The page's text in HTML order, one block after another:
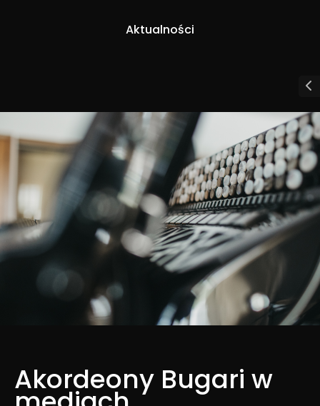
Aktualności
Akordeony Bugari w